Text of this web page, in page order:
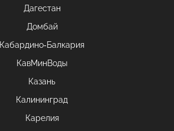
Дагестан
Домбай
Кабардино-Балкария
КавМинВоды
Казань
Калининград
Карелия